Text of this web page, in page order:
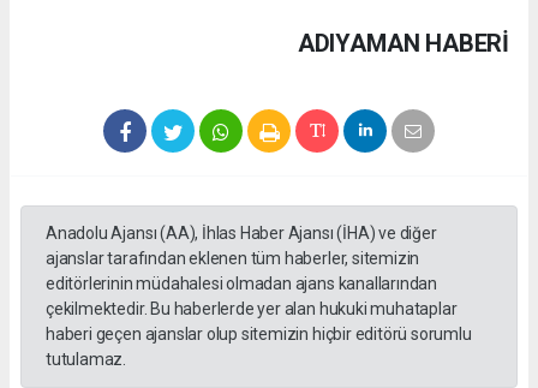
ADIYAMAN HABERİ
Anadolu Ajansı (AA), İhlas Haber Ajansı (İHA) ve diğer
ajanslar tarafından eklenen tüm haberler, sitemizin
editörlerinin müdahalesi olmadan ajans kanallarından
çekilmektedir. Bu haberlerde yer alan hukuki muhataplar
haberi geçen ajanslar olup sitemizin hiçbir editörü sorumlu
tutulamaz.